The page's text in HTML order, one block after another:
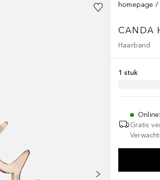
homepage
CANDA
Haarband
1 stuk
Online:
Gratis